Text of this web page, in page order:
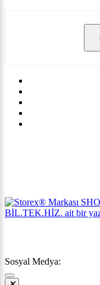
Sosyal Medya: